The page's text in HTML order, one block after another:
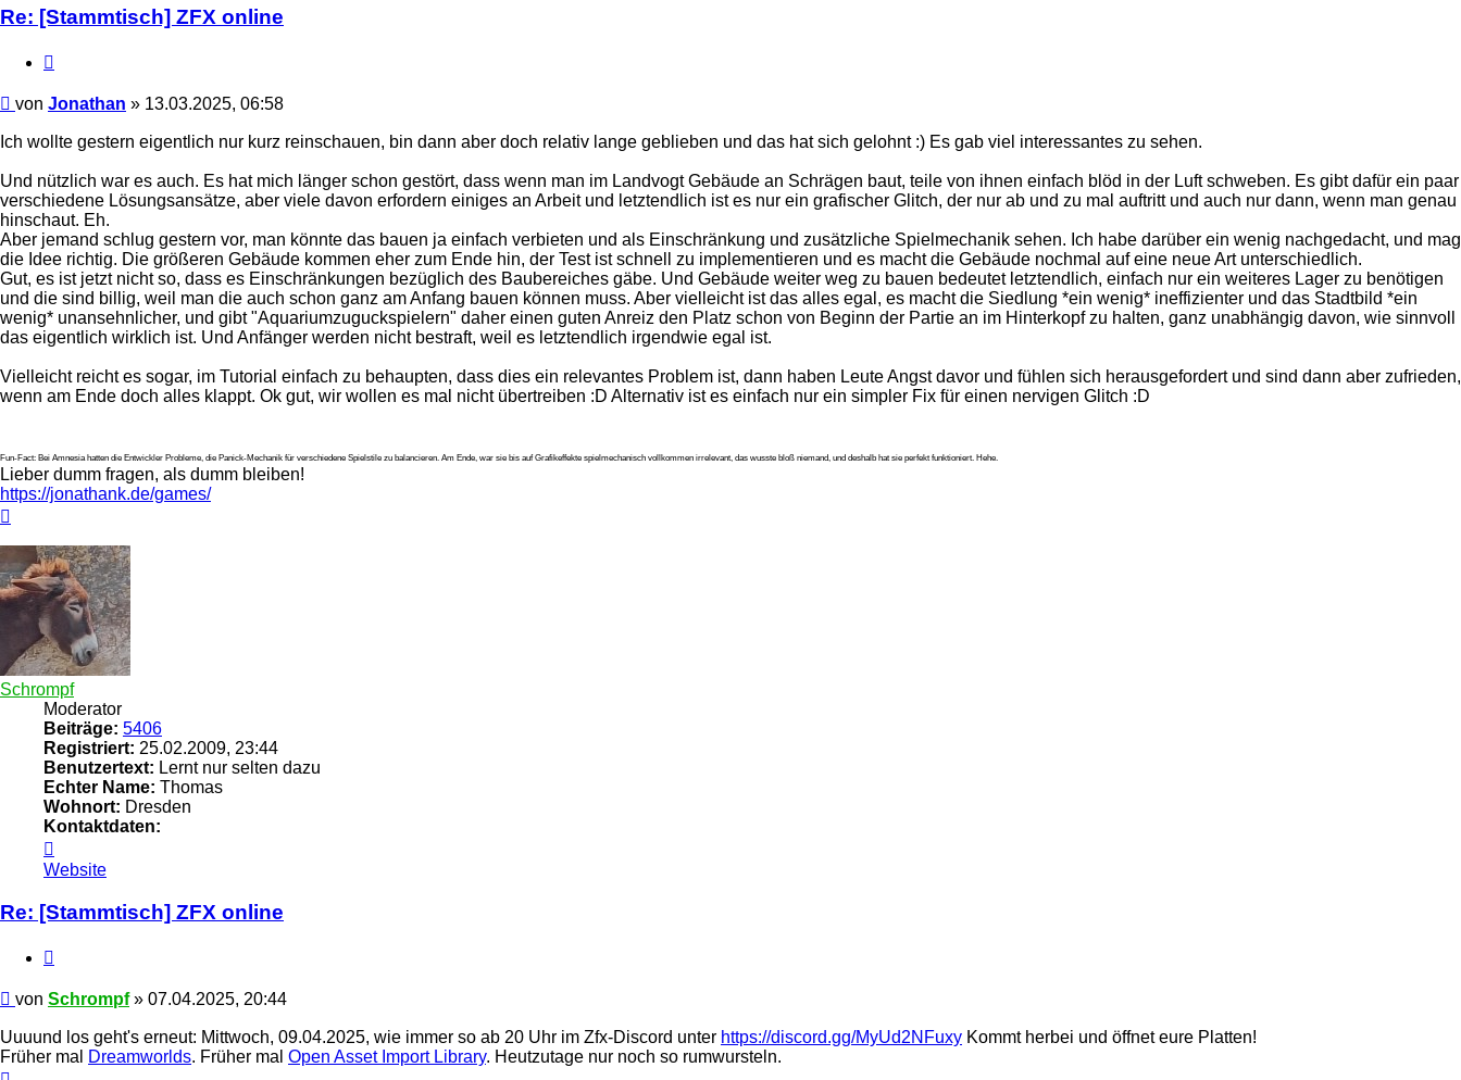
Re: [Stammtisch] ZFX online
Beitrag
von Jonathan » 13.03.2025, 06:58
Ich wollte gestern eigentlich nur kurz reinschauen, bin dann aber doch relativ lange geblieben und das hat sich gelohnt :) Es gab viel interessantes zu sehen.
Und nützlich war es auch. Es hat mich länger schon gestört, dass wenn man im Landvogt Gebäude an Schrägen baut, teile von ihnen einfach blöd in der Luft schweben. Es gibt dafür ein paar
verschiedene Lösungsansätze, aber viele davon erfordern einiges an Arbeit und letztendlich ist es nur ein grafischer Glitch, der nur ab und zu mal auftritt und auch nur dann, wenn man genau
hinschaut. Eh.
Aber jemand schlug gestern vor, man könnte das bauen ja einfach verbieten und als Einschränkung und zusätzliche Spielmechanik sehen. Ich habe darüber ein wenig nachgedacht, und mag
die Idee richtig. Die größeren Gebäude kommen eher zum Ende hin, der Test ist schnell zu implementieren und es macht die Gebäude nochmal auf eine neue Art unterschiedlich.
Gut, es ist jetzt nicht so, dass es Einschränkungen bezüglich des Baubereiches gäbe. Und Gebäude weiter weg zu bauen bedeutet letztendlich, einfach nur ein weiteres Lager zu benötigen
und die sind billig, weil man die auch schon ganz am Anfang bauen können muss. Aber vielleicht ist das alles egal, es macht die Siedlung *ein wenig* ineffizienter und das Stadtbild *ein
wenig* unansehnlicher, und gibt "Aquariumzuguckspielern" daher einen guten Anreiz den Platz schon von Beginn der Partie an im Hinterkopf zu halten, ganz unabhängig davon, wie sinnvoll
das eigentlich wirklich ist. Und Anfänger werden nicht bestraft, weil es letztendlich irgendwie egal ist.
Vielleicht reicht es sogar, im Tutorial einfach zu behaupten, dass dies ein relevantes Problem ist, dann haben Leute Angst davor und fühlen sich herausgefordert und sind dann aber zufrieden,
wenn am Ende doch alles klappt. Ok gut, wir wollen es mal nicht übertreiben :D Alternativ ist es einfach nur ein simpler Fix für einen nervigen Glitch :D
Fun-Fact: Bei Amnesia hatten die Entwickler Probleme, die Panick-Mechanik für verschiedene Spielstile zu balancieren. Am Ende, war sie bis auf Grafikeffekte spielmechanisch vollkommen irrelevant, das wusste bloß niemand, und deshalb hat sie perfekt funktioniert. Hehe.
Lieber dumm fragen, als dumm bleiben!
https://jonathank.de/games/
Schrompf
Moderator
Beiträge: 5406
Registriert: 25.02.2009, 23:44
Benutzertext: Lernt nur selten dazu
Echter Name: Thomas
Wohnort: Dresden
Kontaktdaten:
von
Schrompf
Website
Re: [Stammtisch] ZFX online
Beitrag
von Schrompf» 07.04.2025, 20:44
Uuuund los geht's erneut: Mittwoch, 09.04.2025, wie immer so ab 20 Uhr im Zfx-Discord unter https://discord.gg/MyUd2NFuxy Kommt herbei und öffnet eure Platten!
Früher mal
Dreamworlds. Früher mal Open Asset Import Library. Heutzutage nur noch so rumwursteln.